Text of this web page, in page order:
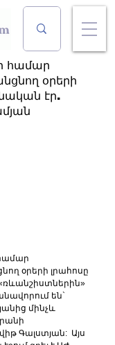
համար
օրերի
էր.
օրերի լրահոսը
են`
մինչև
Գալստյան:  Այս